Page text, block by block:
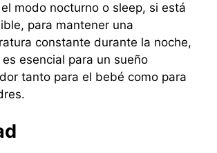
modo nocturno o sleep, si está
para mantener una
constante durante la noche,
es esencial para un sueño
tanto para el bebé como para